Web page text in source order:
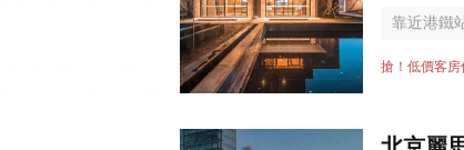
靠近港鐵
無煙樓層
搶！低價客房